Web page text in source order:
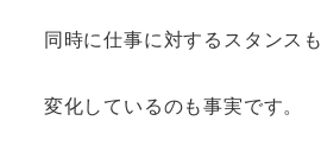
同時に仕事に対するスタンスも
変化しているのも事実です。